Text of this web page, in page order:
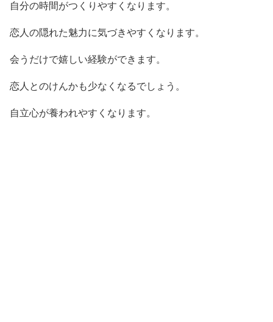
自分の時間がつくりやすくなります。
恋人の隠れた魅力に気づきやすくなります。
会うだけで嬉しい経験ができます。
恋人とのけんかも少なくなるでしょう。
自立心が養われやすくなります。